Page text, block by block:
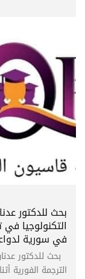
بحث للدكتور
التكنولوجيا في
في سورية
بحث للدكتور
الترجمة الفورية